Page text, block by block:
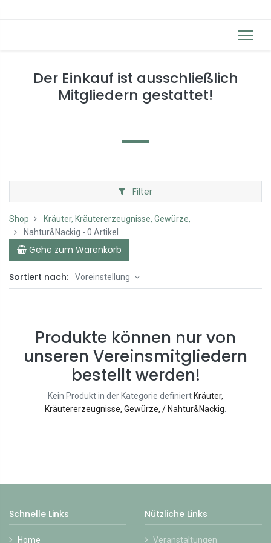
Der Einkauf ist ausschließlich
Mitgliedern gestattet!
Filter
Shop
Kräuter, Kräutererzeugnisse, Gewürze,
Nahtur&Nackig - 0 Artikel
Gehe zum Warenkorb
Sortiert nach: Voreinstellung
Produkte können nur von
unseren Vereinsmitgliedern
bestellt werden!
Kein Produkt in der Kategorie definiert Kräuter,
Kräutererzeugnisse, Gewürze, / Nahtur&Nackig
Schnelle Links
Home
Nützliche Links
Veranstaltungen